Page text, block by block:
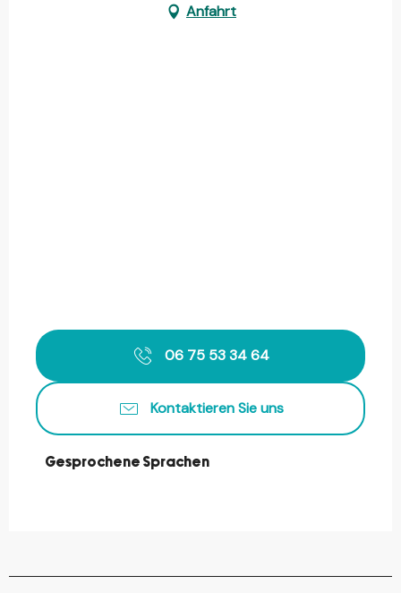
Anfahrt
06 75 53 34 64
Kontaktieren Sie uns
Gesprochene Sprachen
Gesprochene Sprachen